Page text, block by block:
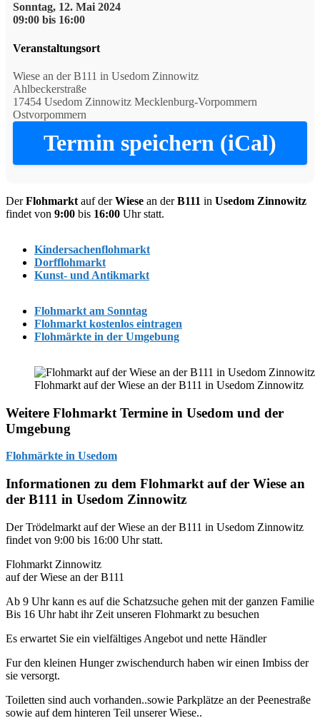
Sonntag, 12. Mai 2024
09:00 bis 16:00
Veranstaltungsort
Wiese an der B111 in Usedom Zinnowitz
Ahlbeckerstraße
17454 Usedom Zinnowitz Mecklenburg-Vorpommern
Ostvorpommern
Termin speichern (iCal)
DerFlohmarkt auf derWiese an derB111 in Usedom Zinnowitz
findet von 9:00 bis 16:00 Uhr statt.
Kindersachenflohmarkt
Dorfflohmarkt
Kunst- und Antikmarkt
Flohmarkt am Sonntag
Flohmarkt kostenlos eintragen
Flohmärkte in der Umgebung
Flohmarkt auf der Wiese an der B111 in Usedom Zinnowitz
Weitere Flohmarkt Termine in Usedom und der
Umgebung
Flohmärkte in Usedom
Informationen zu dem Flohmarkt auf der Wiese an
der B111 in Usedom Zinnowitz
Der Trödelmarkt auf der Wiese an der B111 in Usedom Zinnowitz
findet von 9:00 bis 16:00 Uhr statt.
Flohmarkt Zinnowitz
auf der Wiese an der B111
Ab 9 Uhr kann es auf die Schatzsuche gehen mit der ganzen Familie
Bis 16 Uhr habt ihr Zeit unseren Flohmarkt zu besuchen
Es erwartet Sie ein vielfältiges Angebot und nette Händler
Fur den kleinen Hunger zwischendurch haben wir einen Imbiss der
sie versorgt.
Toiletten sind auch vorhanden..sowie Parkplätze an der Peenestraße
sowie auf dem hinteren Teil unserer Wiese..